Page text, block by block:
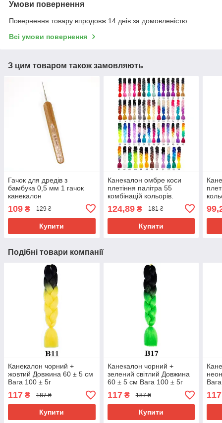
Умови повернення
Повернення товару впродовж 14 днів за домовленістю
Всі умови повернення
З цим товаром також замовляють
Гачок для дредів з
бамбука 0,5 мм 1 гачок
канекалон
109 ₴ 129 ₴
Купити
Канекалон омбре коси
плетіння палітра 55
комбінацій кольорів.
Термостійкий
124,89₴ 181 ₴
Купити
Подібні товари компанії
Канекалон чорний +
жовтий Довжина 60 ± 5 см
Вага 100 ± 5г
Термостійкий двоколірний
Jumbo Braid В11
117 ₴ 187 ₴
Купити
Канекалон чорний +
зелений світлий Довжина
60 ± 5 см Вага 100 ± 5г
Термостійкий двоколірний
Jumbo Braid В17
117₴ 187 ₴
Купити
117